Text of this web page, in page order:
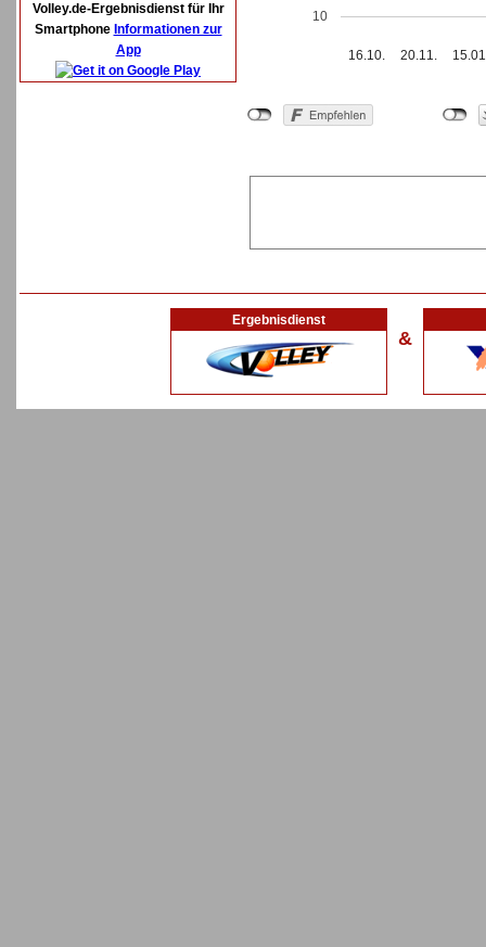
Volley.de-Ergebnisdienst für Ihr
Smartphone Informationen zur
App
16.10. 20.11.
10
Ergebnisdienst
&